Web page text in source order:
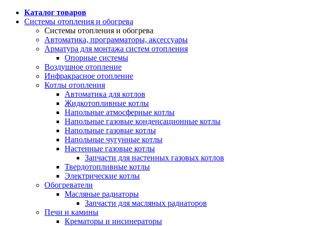
Каталог товаров
Системы отопления и обогрева
Системы отопления и обогрева
Автоматика, программаторы, аксессуары
Арматура для монтажа систем отопления
Опорные системы
Воздушное отопление
Инфракрасное отопление
Котлы отопления
Автоматика для котлов
Жидкотопливные котлы
Напольные атмосферные котлы
Напольные газовые конденсационные котлы
Напольные газовые котлы
Напольные чугунные котлы
Настенные газовые котлы
Запчасти для настенных газовых котлов
Твердотопливные котлы
Электрические котлы
Обогреватели
Масляные радиаторы
Запчасти для масляных радиаторов
Печи и камины
Крематоры и инсинераторы